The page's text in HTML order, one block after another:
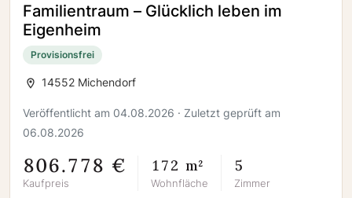
Familientraum – Glücklich leben im
Eigenheim
Provisionsfrei
14552 Michendorf
Veröffentlicht am 04.08.2026 · Zuletzt geprüft am
06.08.2026
806.778 €
Kaufpreis
172 m²
Wohnfläche
5
Zimmer